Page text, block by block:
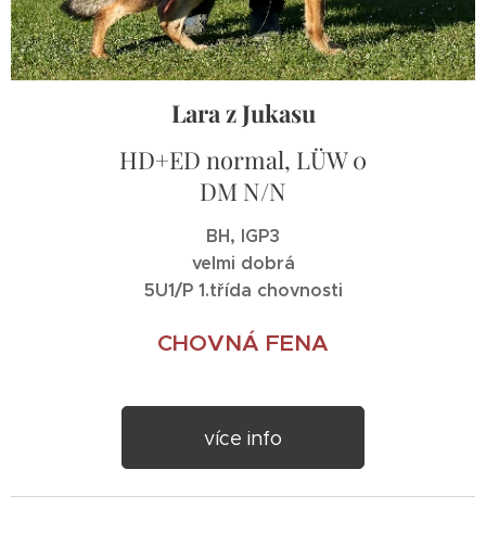
Lara z Jukasu
HD+ED normal, LÜW 0
DM N/N
BH, IGP3
velmi dobrá
5U1/P 1.třída chovnosti
CHOVNÁ FENA
více info